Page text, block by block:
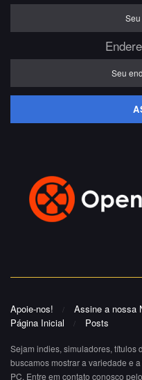
Apoie-nos! Assine a nossa
Página Inicial
Posts
Sejam indies, simuladores, títulos
buscamos mostrar a variedade e
PC. Entre em contato conosco